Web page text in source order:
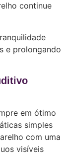
continue
e prolongando
em ótimo
simples
com uma
visíveis